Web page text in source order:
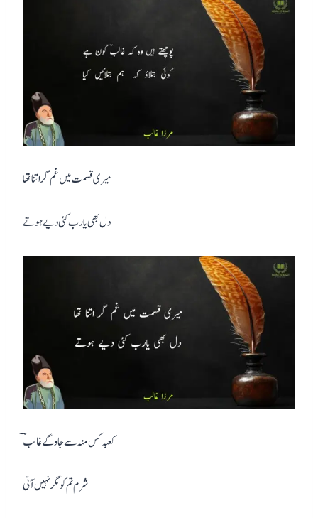
میری قسمت میں غم گر اتنا تھا
دل بھی یارب کئی دیے ہوتے
کعبہ کس منہ سے جاوگے غالبؔ
شرم تم کو مگر نہیں آتی